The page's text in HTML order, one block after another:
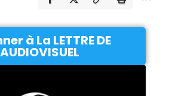
à La LETTRE DE